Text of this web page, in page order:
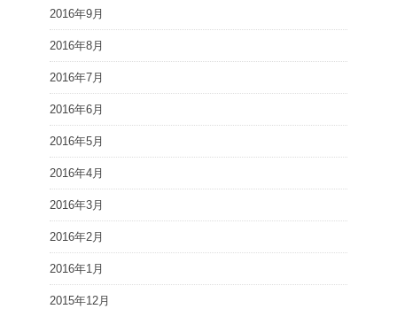
2016年9月
2016年8月
2016年7月
2016年6月
2016年5月
2016年4月
2016年3月
2016年2月
2016年1月
2015年12月